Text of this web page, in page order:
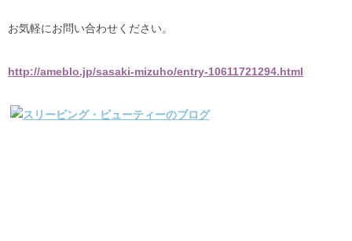
お気軽にお問い合わせください。
http://ameblo.jp/sasaki-mizuho/entry-10611721294.html